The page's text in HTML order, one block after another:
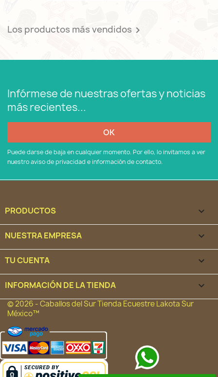
Los productos más vendidos 
Infórmese de nuestras ofertas y noticias
más recientes...
Puede darse de baja en cualquier momento. Por ello, lo invitamos a ver
nuestro aviso de privacidad e información de contacto.
PRODUCTOS 
NUESTRA EMPRESA 
TU CUENTA 
INFORMACIÓN DE LA TIENDA keyboard_arrow_down
© 2026 - Caballos del Sur Tienda Ecuestre Lakota Sur
México™